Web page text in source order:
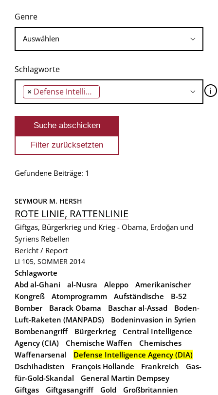
Genre
Schlagworte
× Defense Intelligence Agency (DIA) 🛈
Gefundene Beiträge: 1
SEYMOUR M. HERSH
ROTE LINIE, RATTENLINIE
Giftgas, Bürgerkrieg und Krieg - Obama, Erdoğan und
Syriens Rebellen
Bericht / Report
LI 105, SOMMER 2014
Schlagworte
Abd al-Ghani
al-Nusra Aleppo
Amerikanischer
Kongreß
Atomprogramm Aufständische
B-52
Bomber
Barack Obama Baschar al-Assad
Boden-
Luft-Raketen (MANPADS)
Bodeninvasion in Syrien
Bombenangriff
Bürgerkrieg
Central Intelligence
Agency (CIA)
Chemische Waffen
Chemisches
Waffenarsenal
Defense Intelligence Agency (DIA)
Dschihadisten
François Hollande Frankreich
Gas-
für-Gold-Skandal
General Martin Dempsey
Giftgas
Giftgasangriff Gold
Großbritannien